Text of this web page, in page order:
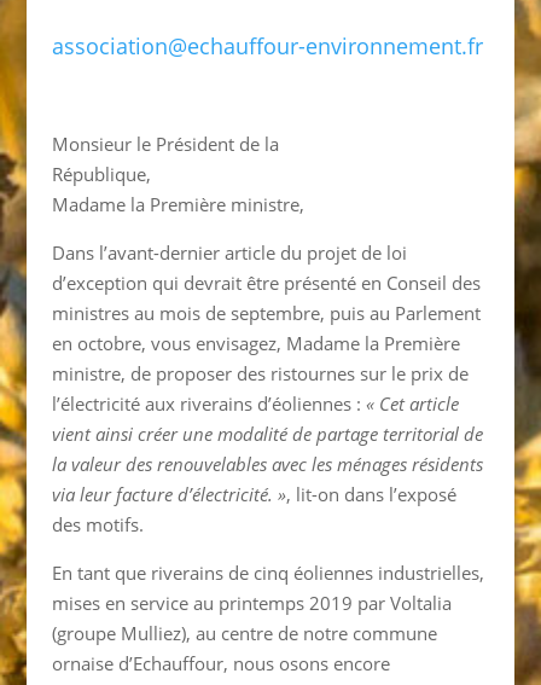
association@echauffour-environnement.fr
Monsieur le Président de la
République,
Madame la Première ministre,
Dans l’avant-dernier article du projet de loi
d’exception qui devrait être présenté en Conseil des
ministres au mois de septembre, puis au Parlement
en octobre, vous envisagez, Madame la Première
ministre, de proposer des ristournes sur le prix de
l’électricité aux riverains d’éoliennes : « Cet article
vient ainsi créer une modalité de partage territorial de
la valeur des renouvelables avec les ménages résidents
via leur facture d’électricité. », lit-on dans l’exposé
des motifs.
En tant que riverains de cinq éoliennes industrielles,
mises en service au printemps 2019 par Voltalia
(groupe Mulliez), au centre de notre commune
ornaise d’Echauffour, nous osons encore